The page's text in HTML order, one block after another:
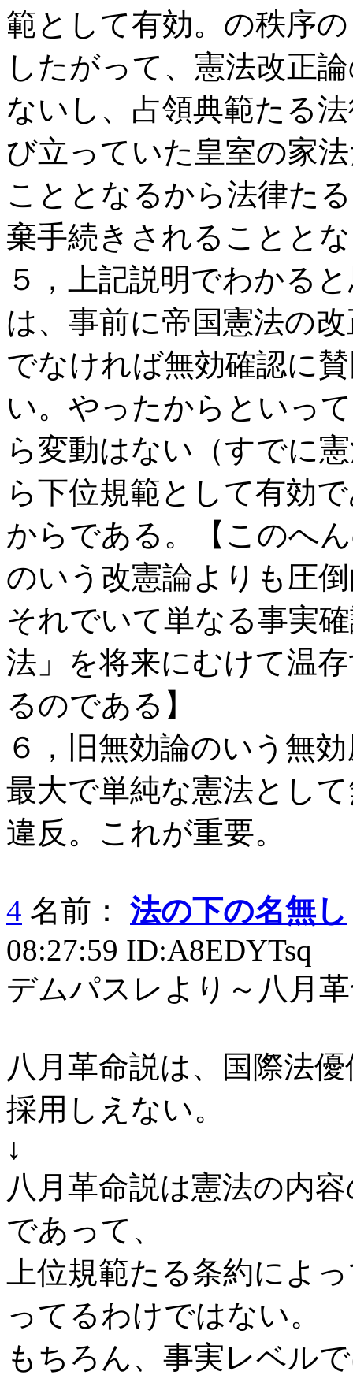
範として有効。の秩序
したがって、憲法改正
ないし、占領典範たる
び立っていた皇室の家
こととなるから法律た
棄手続きされることと
５，上記説明でわかる
は、事前に帝国憲法の
でなければ無効確認に
い。やったからといっ
ら変動はない（すでに
ら下位規範として有効
からである。【このへ
のいう改憲論よりも圧
それでいて単なる事実
法」を将来にむけて温
るのである】
６，旧無効論のいう無
最大で単純な憲法とし
違反。これが重要。
4 名前： 法の下の名無し
08:27:59 ID:A8EDYTsq
デムパスレより～八月
八月革命説は、国際法
採用しえない。
↓
八月革命説は憲法の内
であって、
上位規範たる条約によ
ってるわけではない。
もちろん、事実レベル